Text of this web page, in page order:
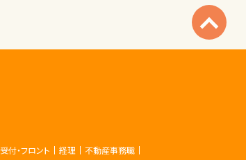
受付・フロント 経理
不動産事務職